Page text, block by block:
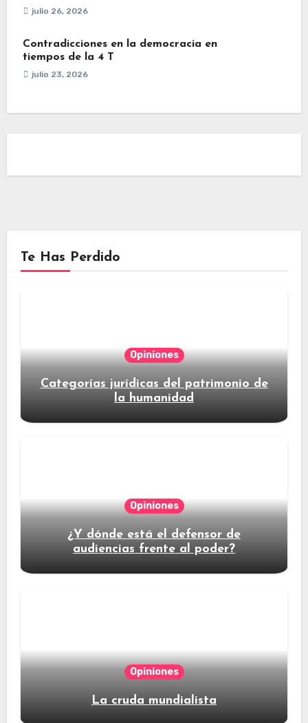
julio 26, 2026
Contradicciones en la democracia en
tiempos de la 4 T
julio 23, 2026
Te Has Perdido
Opiniones
Categorías jurídicas del patrimonio de
la humanidad
Opiniones
¿Y dónde está el defensor de
audiencias frente al poder?
Opiniones
La cruda mundialista